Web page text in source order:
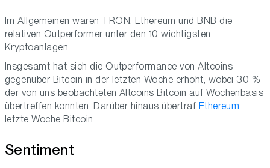
Im Allgemeinen waren TRON, Ethereum und BNB die
relativen Outperformer unter den 10 wichtigsten
Kryptoanlagen.
Insgesamt hat sich die Outperformance von Altcoins
gegenüber Bitcoin in der letzten Woche erhöht, wobei 30 %
der von uns beobachteten Altcoins Bitcoin auf Wochenbasis
übertreffen konnten. Darüber hinaus übertraf Ethereum
letzte Woche Bitcoin.
Sentiment